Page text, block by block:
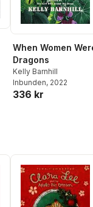
When Women
Dragons
Kelly Barnhill
Inbunden, 2022
336 kr